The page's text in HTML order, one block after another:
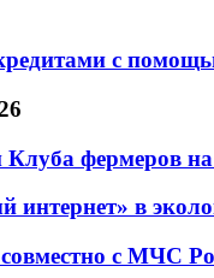
с
фермеров
в
с МЧС